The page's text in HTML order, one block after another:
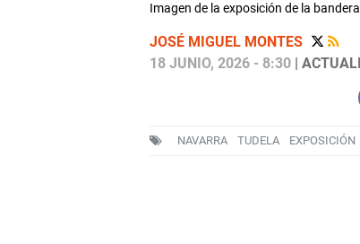
Imagen de la exposición de la
JOSÉ MIGUEL MONTES
18 JUNIO, 2026 - 8:30|
NAVARRA TUDELA EXPOSICIÓN